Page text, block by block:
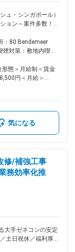
の為替の影響を受け
て：
る大手ゼネコン】
らず国外の基盤構築
東名高速大和トンネ
ており、10か年計
をしておりま
ュ・シンガポール）
ョン～案件多数！海
事施工管理をお任せ
れかのエリアにて施
い分野で挑戦した
）として活躍したい
海
ます。 シンガポー
ラディシュ（1～3
（帯同手当別） ・
：希望に応じた比
価に合わせた都市別
ン】 明治7年創業。
により培われた技
：80 Bendemeer
対策：敷地内喫煙
Unit 303, GCCP
敷地内喫煙可能場
態＞月給制＜賃金
円＜月給＞
1150万※地域限定職
示になります。賃
通じて上下する可能
気になる
修/補強工事
務効率化推
大手ゼネコンの安定
土日祝休／福利厚生